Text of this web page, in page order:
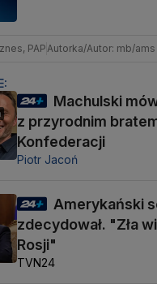
PAPAutorka/Autor: mb/ams
Machulski
z przyrodnim
Konfederacji
Piotr Jacoń
Amerykański
zdecydował. "Zła
Rosji"
TVN24